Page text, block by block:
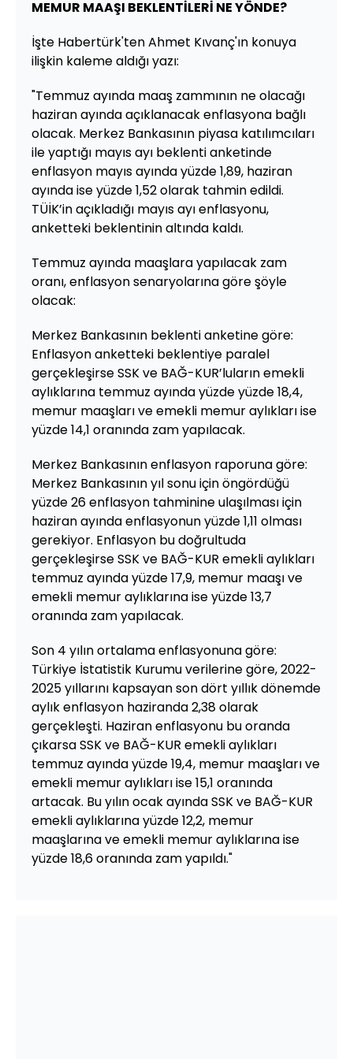
MEMUR MAAŞI BEKLENTİLERİ NE YÖNDE?
İşte Habertürk'ten Ahmet Kıvanç'ın konuya
ilişkin kaleme aldığı yazı:
"Temmuz ayında maaş zammının ne olacağı
haziran ayında açıklanacak enflasyona bağlı
olacak. Merkez Bankasının piyasa katılımcıları
ile yaptığı mayıs ayı beklenti anketinde
enflasyon mayıs ayında yüzde 1,89, haziran
ayında ise yüzde 1,52 olarak tahmin edildi.
TÜİK’in açıkladığı mayıs ayı enflasyonu,
anketteki beklentinin altında kaldı.
Temmuz ayında maaşlara yapılacak zam
oranı, enflasyon senaryolarına göre şöyle
olacak:
Merkez Bankasının beklenti anketine göre:
Enflasyon anketteki beklentiye paralel
gerçekleşirse SSK ve BAĞ-KUR’luların emekli
aylıklarına temmuz ayında yüzde yüzde 18,4,
memur maaşları ve emekli memur aylıkları ise
yüzde 14,1 oranında zam yapılacak.
Merkez Bankasının enflasyon raporuna göre:
Merkez Bankasının yıl sonu için öngördüğü
yüzde 26 enflasyon tahminine ulaşılması için
haziran ayında enflasyonun yüzde 1,11 olması
gerekiyor. Enflasyon bu doğrultuda
gerçekleşirse SSK ve BAĞ-KUR emekli aylıkları
temmuz ayında yüzde 17,9, memur maaşı ve
emekli memur aylıklarına ise yüzde 13,7
oranında zam yapılacak.
Son 4 yılın ortalama enflasyonuna göre:
Türkiye İstatistik Kurumu verilerine göre, 2022-
2025 yıllarını kapsayan son dört yıllık dönemde
aylık enflasyon haziranda 2,38 olarak
gerçekleşti. Haziran enflasyonu bu oranda
çıkarsa SSK ve BAĞ-KUR emekli aylıkları
temmuz ayında yüzde 19,4, memur maaşları ve
emekli memur aylıkları ise 15,1 oranında
artacak. Bu yılın ocak ayında SSK ve BAĞ-KUR
emekli aylıklarına yüzde 12,2, memur
maaşlarına ve emekli memur aylıklarına ise
yüzde 18,6 oranında zam yapıldı."